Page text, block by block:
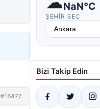
#16477
NaN°C
ŞEHIR SEÇ
Bizi Takip Edin